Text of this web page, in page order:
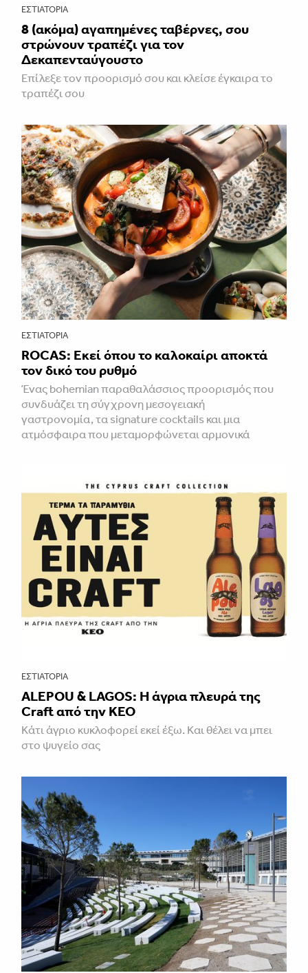
ΕΣΤΙΑΤΌΡΙΑ
8 (ακόμα) αγαπημένες ταβέρνες, σου
στρώνουν τραπέζι για τον
Δεκαπενταύγουστο
Επίλεξε τον προορισμό σου και κλείσε έγκαιρα το
τραπέζι σου
ΕΣΤΙΑΤΌΡΙΑ
ROCAS: Εκεί όπου το καλοκαίρι αποκτά
τον δικό του ρυθμό
Ένας bohemian παραθαλάσσιος προορισμός που
συνδυάζει τη σύγχρονη μεσογειακή
γαστρονομία, τα signature cocktails και μια
ατμόσφαιρα που μεταμορφώνεται αρμονικά
ΕΣΤΙΑΤΌΡΙΑ
ALEPOU & LAGOS: Η άγρια πλευρά της
Craft από την ΚΕΟ
Κάτι άγριο κυκλοφορεί εκεί έξω. Και θέλει να μπει
στο ψυγείο σας